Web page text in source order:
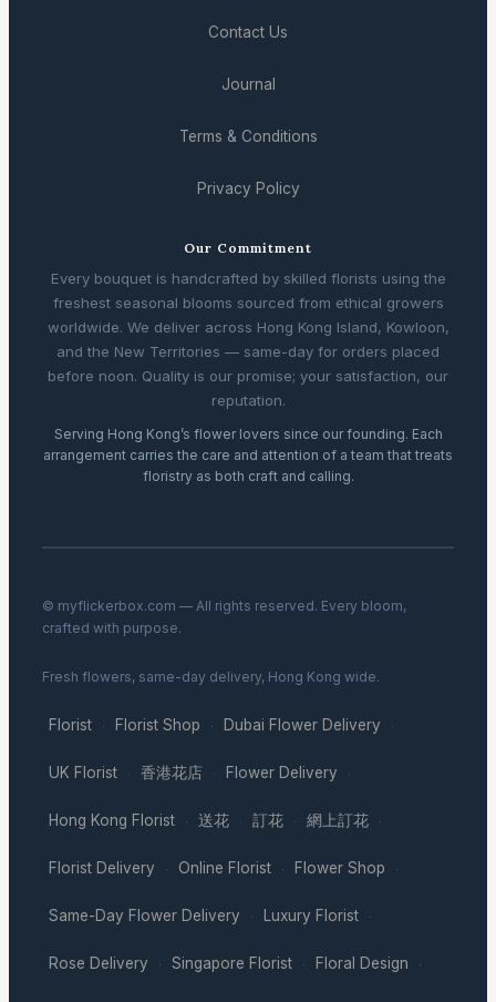
Contact Us
Journal
Terms & Conditions
Privacy Policy
Our Commitment
Every bouquet is handcrafted by skilled florists using the
freshest seasonal blooms sourced from ethical growers
worldwide. We deliver across Hong Kong Island, Kowloon,
and the New Territories — same-day for orders placed
before noon. Quality is our promise; your satisfaction, our
reputation.
Serving Hong Kong’s flower lovers since our founding. Each
arrangement carries the care and attention of a team that treats
floristry as both craft and calling.
© myflickerbox.com — All rights reserved. Every bloom,
crafted with purpose.
Fresh flowers, same-day delivery, Hong Kong wide.
Florist · Florist Shop · Dubai Flower Delivery ·
UK Florist · 香港花店 · Flower Delivery ·
Hong Kong Florist · 送花 · 訂花 · 網上訂花 ·
Florist Delivery · Online Florist · Flower Shop ·
Same-Day Flower Delivery · Luxury Florist ·
Rose Delivery · Singapore Florist · Floral Design ·